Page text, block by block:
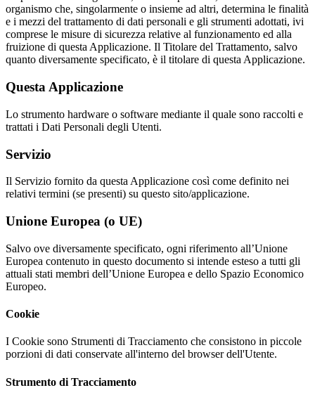
organismo che, singolarmente o insieme ad altri, determina le finalità
e i mezzi del trattamento di dati personali e gli strumenti adottati, ivi
comprese le misure di sicurezza relative al funzionamento ed alla
fruizione di questa Applicazione. Il Titolare del Trattamento, salvo
quanto diversamente specificato, è il titolare di questa Applicazione.
Questa Applicazione
Lo strumento hardware o software mediante il quale sono raccolti e
trattati i Dati Personali degli Utenti.
Servizio
Il Servizio fornito da questa Applicazione così come definito nei
relativi termini (se presenti) su questo sito/applicazione.
Unione Europea (o UE)
Salvo ove diversamente specificato, ogni riferimento all’Unione
Europea contenuto in questo documento si intende esteso a tutti gli
attuali stati membri dell’Unione Europea e dello Spazio Economico
Europeo.
Cookie
I Cookie sono Strumenti di Tracciamento che consistono in piccole
porzioni di dati conservate all'interno del browser dell'Utente.
Strumento di Tracciamento